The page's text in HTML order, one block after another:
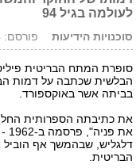
לעולמה בגיל 94
סוכנויות הידיעות פורסם: 27.11.14, 16:59
סופרת המתח הבריטית
בביתה אשר באוקספורד.
דלגליש, שבהמשך אף
הבריטית.